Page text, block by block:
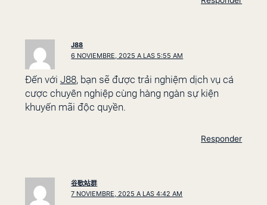
J88
6 NOVIEMBRE, 2025 A LAS 5:55 AM
Đến với J88, bạn sẽ được trải nghiệm dịch vụ cá
cược chuyên nghiệp cùng hàng ngàn sự kiện
khuyến mãi độc quyền.
Responder
谷歌站群
7 NOVIEMBRE, 2025 A LAS 4:42 AM